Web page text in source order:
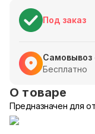
Под заказ
Самовывоз
Бесплатно
О товаре
Предназначен для